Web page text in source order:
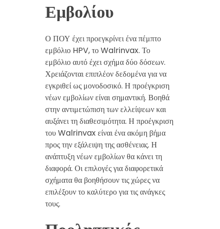
Εμβολίου
Ο ΠΟΥ έχει προεγκρίνει ένα πέμπτο
εμβόλιο HPV, το Walrinvax. Το
εμβόλιο αυτό έχει σχήμα δύο δόσεων.
Χρειάζονται επιπλέον δεδομένα για να
εγκριθεί ως μονοδοσικό. Η προέγκριση
νέων εμβολίων είναι σημαντική. Βοηθά
στην αντιμετώπιση των ελλείψεων και
αυξάνει τη διαθεσιμότητα. Η προέγκριση
του Walrinvax είναι ένα ακόμη βήμα
προς την εξάλειψη της ασθένειας. Η
ανάπτυξη νέων εμβολίων θα κάνει τη
διαφορά. Οι επιλογές για διαφορετικά
σχήματα θα βοηθήσουν τις χώρες να
επιλέξουν το καλύτερο για τις ανάγκες
τους.